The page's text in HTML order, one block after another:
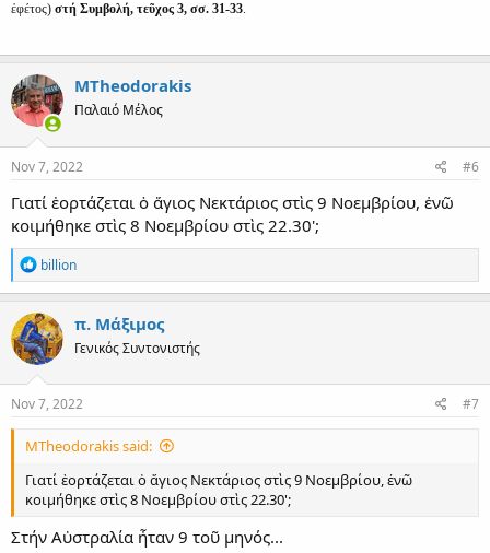
ἐφέτος) στή Συμβολή, τεῦχος 3, σσ. 31-33.
MTheodorakis
Παλαιό Μέλος
Nov 7, 2022 #6
Γιατί ἑορτάζεται ὁ ἅγιος Νεκτάριος στὶς 9 Νοεμβρίου, ἐνῶ
κοιμήθηκε στὶς 8 Νοεμβρίου στὶς 22.30';
R
e
a
c
t
i
o
n
s
billion
π. Μάξιμος
Γενικός Συντονιστής
Nov 7, 2022 #7
MTheodorakis said:
Γιατί ἑορτάζεται ὁ ἅγιος Νεκτάριος στὶς 9 Νοεμβρίου, ἐνῶ
κοιμήθηκε στὶς 8 Νοεμβρίου στὶς 22.30';
Στήν Αὐστραλία ἦταν 9 τοῦ μηνός...